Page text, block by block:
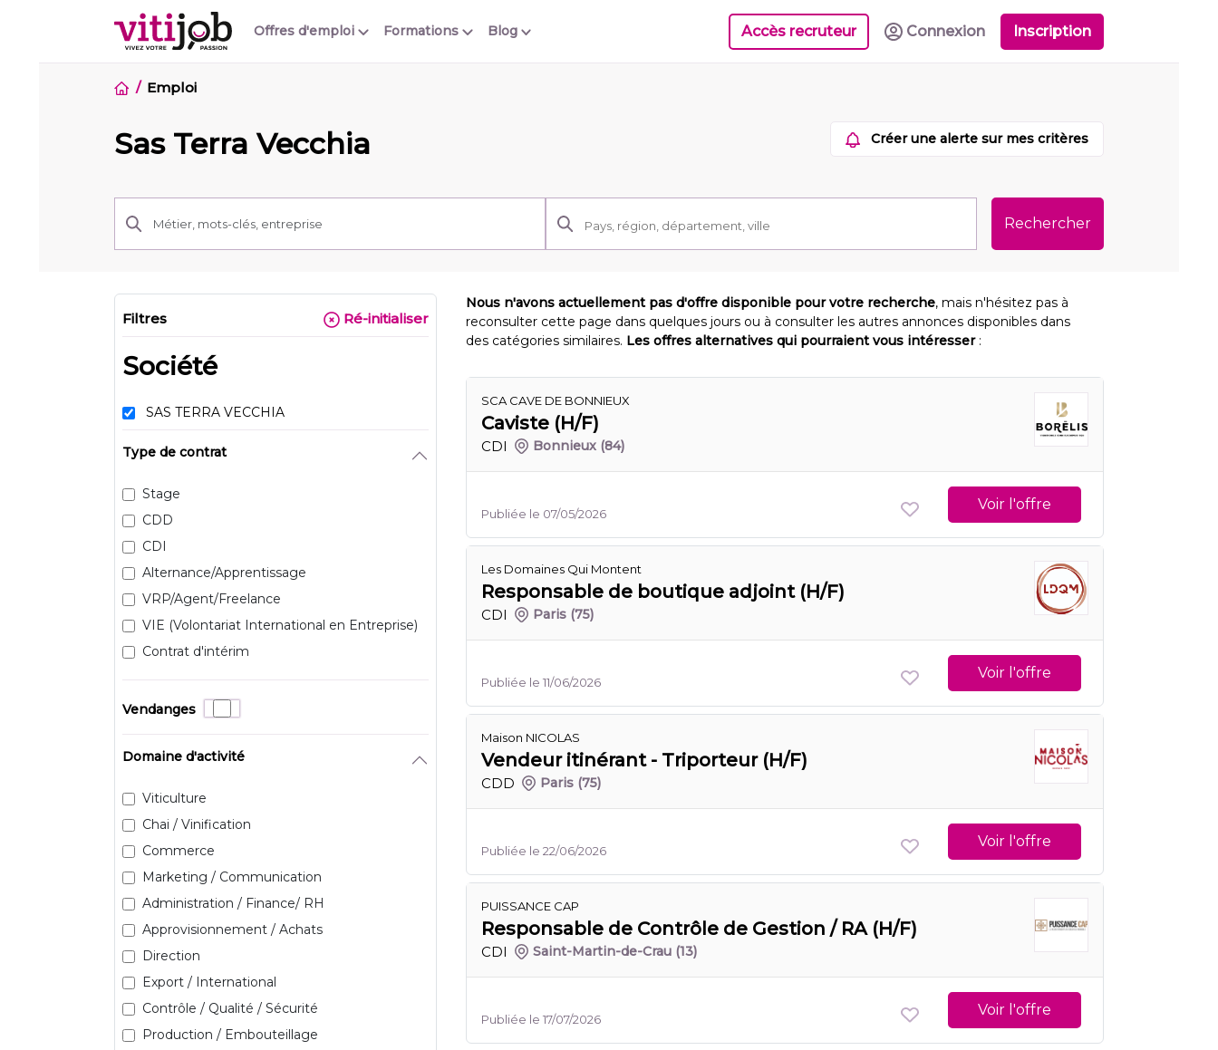
Offres d'emploi Blog
Formations Accès recruteur Connexion Inscription
Emploi
Sas Terra Vecchia Créer une alerte sur mes critères
Rechercher
Filtres Ré-initialiser
Société
SAS TERRA VECCHIA
Type de contrat
Stage
CDD
CDI
Alternance/Apprentissage
VRP/Agent/Freelance
VIE (Volontariat International en Entreprise)
Contrat d'intérim
Vendanges
Domaine d'activité
Viticulture
Chai / Vinification
Commerce
Marketing / Communication
Administration / Finance/ RH
Approvisionnement / Achats
Direction
Export / International
Contrôle / Qualité / Sécurité
Production / Embouteillage
Nous n'avons actuellement pas d'offre disponible pour votre recherche, mais n'hésitez pas à
reconsulter cette page dans quelques jours ou à consulter les autres annonces disponibles dans
des catégories similaires. Les offres alternatives qui pourraient vous intéresser:
SCA CAVE DE BONNIEUX
Caviste (H/F)
CDI Bonnieux (84)
Publiée le 07/05/2026
Voir l'offre
Les Domaines Qui Montent
Responsable de boutique adjoint (H/F)
CDI Paris (75)
Publiée le 11/06/2026
Voir l'offre
Maison NICOLAS
Vendeur itinérant - Triporteur (H/F)
CDD Paris (75)
Publiée le 22/06/2026
Voir l'offre
PUISSANCE CAP
Responsable de Contrôle de Gestion / RA (H/F)
CDI Saint-Martin-de-Crau (13)
Publiée le 17/07/2026
Voir l'offre